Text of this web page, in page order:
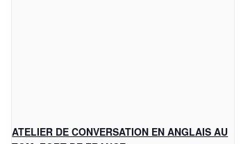
ATELIER DE CONVERSATION EN ANGLAIS AU